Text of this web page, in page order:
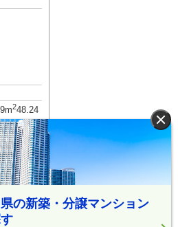
248.24
）
×
の新築・分譲マンション